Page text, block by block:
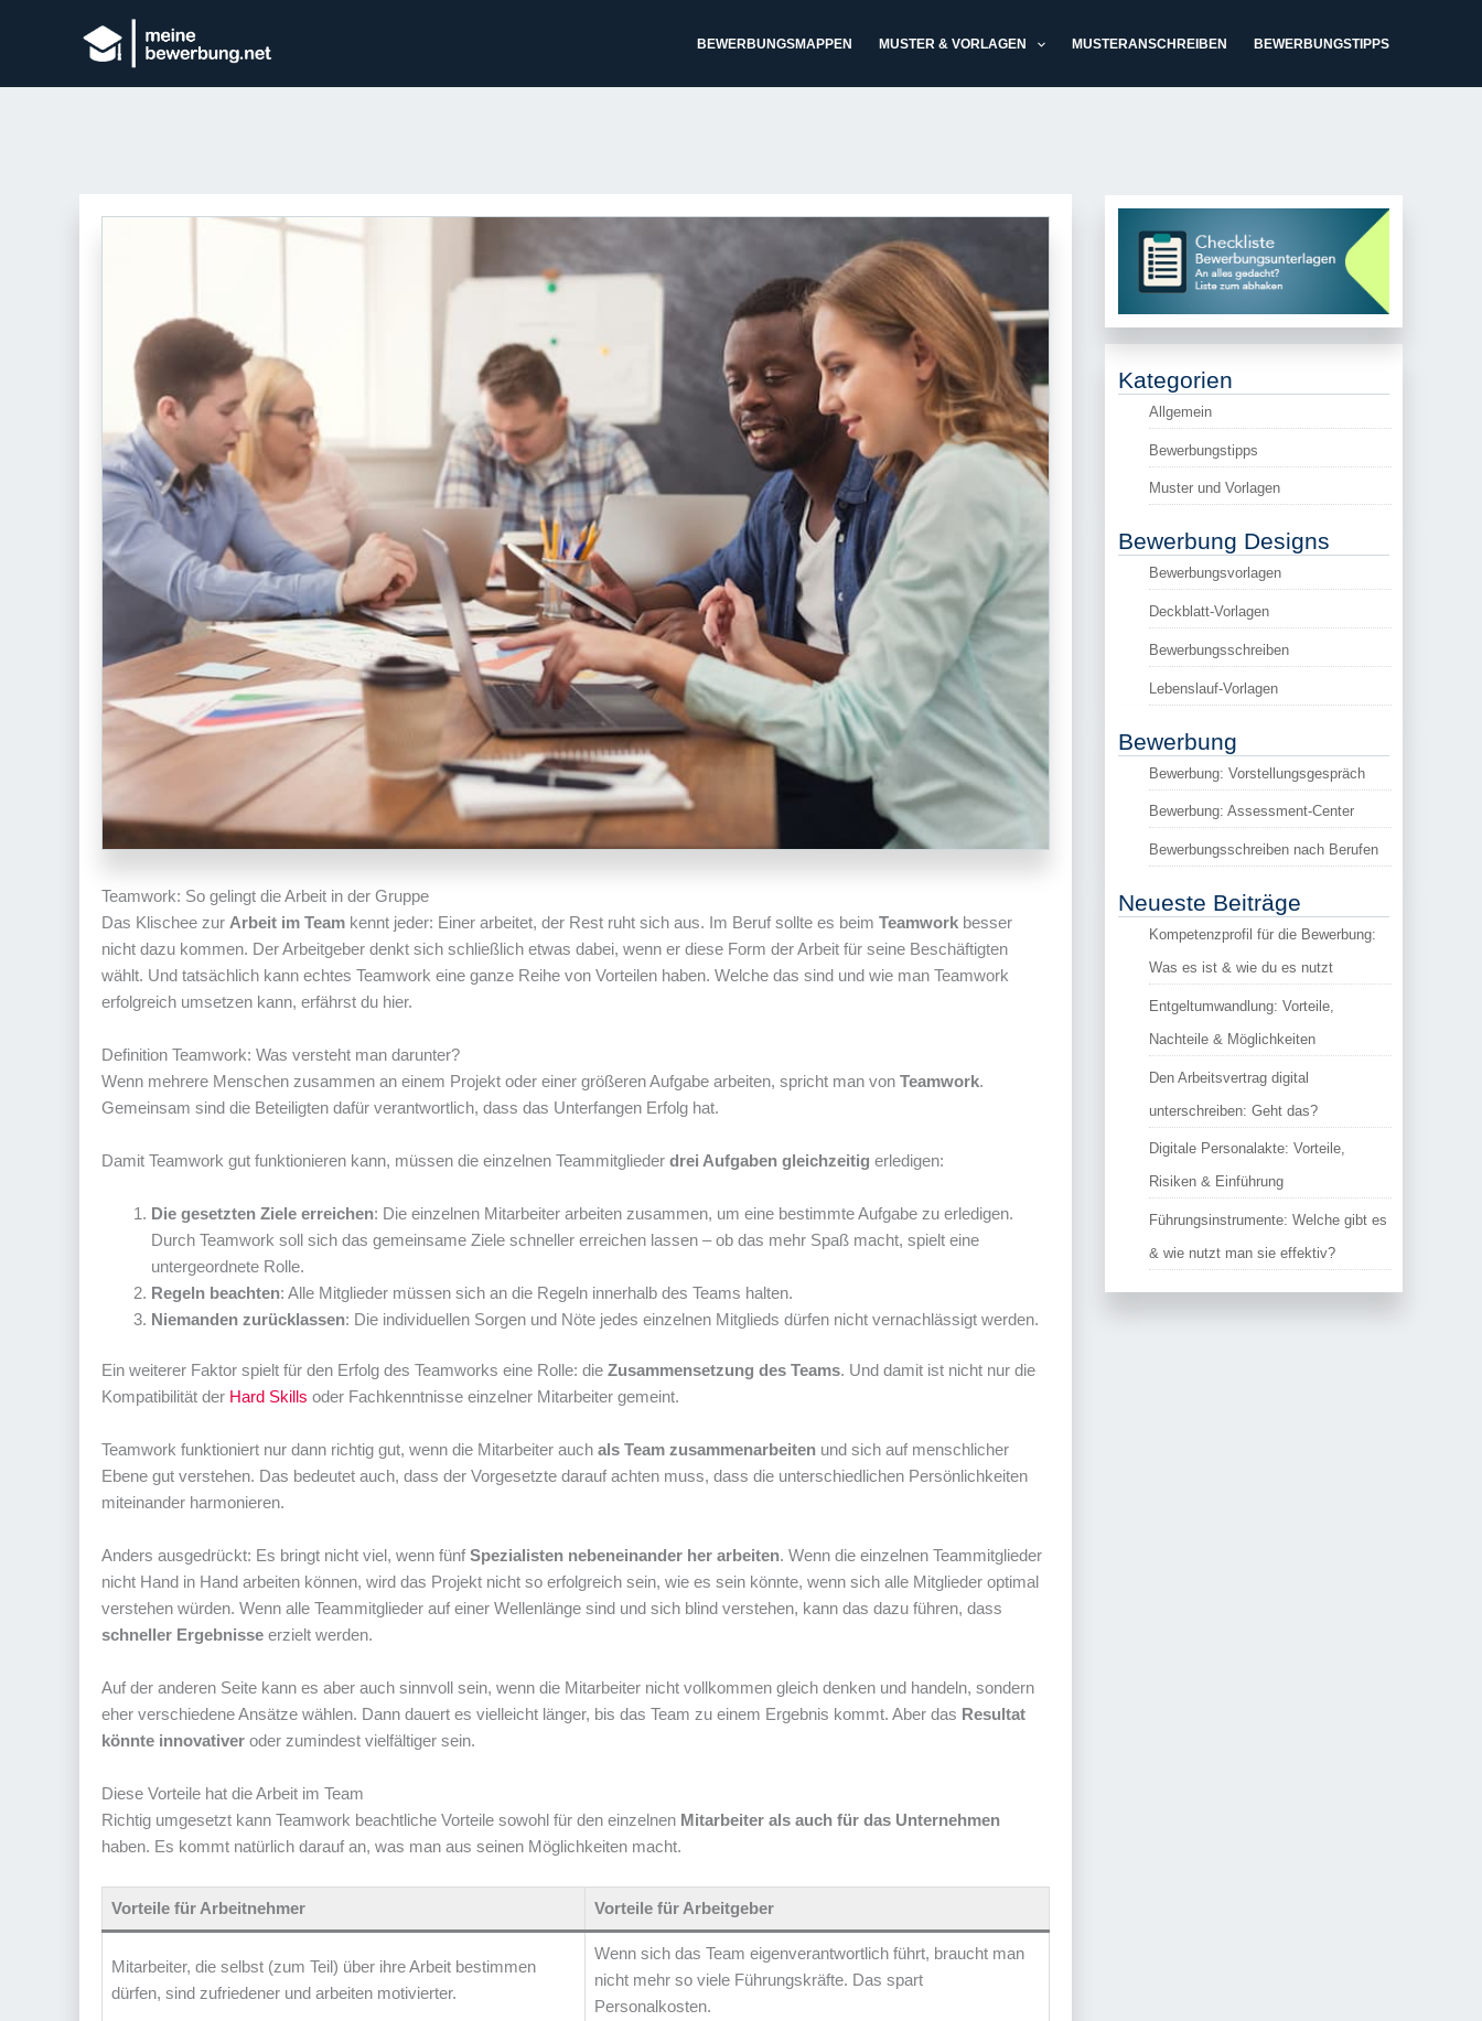
BEWERBUNGSMAPPEN MUSTER & VORLAGEN MUSTERANSCHREIBEN BEWERBUNGSTIPPS
Teamwork: So gelingt die Arbeit in der Gruppe
Das Klischee zur Arbeit im Team kennt jeder: Einer arbeitet, der Rest ruht sich aus. Im Beruf sollte es beim Teamwork besser
nicht dazu kommen. Der Arbeitgeber denkt sich schließlich etwas dabei, wenn er diese Form der Arbeit für seine Beschäftigten
wählt. Und tatsächlich kann echtes Teamwork eine ganze Reihe von Vorteilen haben. Welche das sind und wie man Teamwork
erfolgreich umsetzen kann, erfährst du hier.
Definition Teamwork: Was versteht man darunter?
Wenn mehrere Menschen zusammen an einem Projekt oder einer größeren Aufgabe arbeiten, spricht man von Teamwork.
Gemeinsam sind die Beteiligten dafür verantwortlich, dass das Unterfangen Erfolg hat.
Damit Teamwork gut funktionieren kann, müssen die einzelnen Teammitglieder drei Aufgaben gleichzeitig erledigen:
Die gesetzten Ziele erreichen: Die einzelnen Mitarbeiter arbeiten zusammen, um eine bestimmte Aufgabe zu erledigen.
Durch Teamwork soll sich das gemeinsame Ziele schneller erreichen lassen – ob das mehr Spaß macht, spielt eine
untergeordnete Rolle.
Regeln beachten: Alle Mitglieder müssen sich an die Regeln innerhalb des Teams halten.
Niemanden zurücklassen: Die individuellen Sorgen und Nöte jedes einzelnen Mitglieds dürfen nicht vernachlässigt werden.
Ein weiterer Faktor spielt für den Erfolg des Teamworks eine Rolle: die Zusammensetzung des Teams. Und damit ist nicht nur die
Kompatibilität der Hard Skills oder Fachkenntnisse einzelner Mitarbeiter gemeint.
Teamwork funktioniert nur dann richtig gut, wenn die Mitarbeiter auch als Team zusammenarbeiten und sich auf menschlicher
Ebene gut verstehen. Das bedeutet auch, dass der Vorgesetzte darauf achten muss, dass die unterschiedlichen Persönlichkeiten
miteinander harmonieren.
Anders ausgedrückt: Es bringt nicht viel, wenn fünf Spezialisten nebeneinander her arbeiten. Wenn die einzelnen Teammitglieder
nicht Hand in Hand arbeiten können, wird das Projekt nicht so erfolgreich sein, wie es sein könnte, wenn sich alle Mitglieder optimal
verstehen würden. Wenn alle Teammitglieder auf einer Wellenlänge sind und sich blind verstehen, kann das dazu führen, dass
schneller Ergebnisse erzielt werden.
Auf der anderen Seite kann es aber auch sinnvoll sein, wenn die Mitarbeiter nicht vollkommen gleich denken und handeln, sondern
eher verschiedene Ansätze wählen. Dann dauert es vielleicht länger, bis das Team zu einem Ergebnis kommt. Aber das Resultat
könnte innovativer oder zumindest vielfältiger sein.
Diese Vorteile hat die Arbeit im Team
Richtig umgesetzt kann Teamwork beachtliche Vorteile sowohl für den einzelnen Mitarbeiter als auch für das Unternehmen
haben. Es kommt natürlich darauf an, was man aus seinen Möglichkeiten macht.
Vorteile für Arbeitnehmer Vorteile für Arbeitgeber
Mitarbeiter, die selbst (zum Teil) über ihre Arbeit bestimmen
dürfen, sind zufriedener und arbeiten motivierter.
Wenn sich das Team eigenverantwortlich führt, braucht man
nicht mehr so viele Führungskräfte. Das spart
Personalkosten.
Kategorien
Allgemein
Bewerbungstipps
Muster und Vorlagen
Bewerbung Designs
Bewerbungsvorlagen
Deckblatt-Vorlagen
Bewerbungsschreiben
Lebenslauf-Vorlagen
Bewerbung
Bewerbung: Vorstellungsgespräch
Bewerbung: Assessment-Center
Bewerbungsschreiben nach Berufen
Neueste Beiträge
Kompetenzprofil für die Bewerbung:
Was es ist & wie du es nutzt
Entgeltumwandlung: Vorteile,
Nachteile & Möglichkeiten
Den Arbeitsvertrag digital
unterschreiben: Geht das?
Digitale Personalakte: Vorteile,
Risiken & Einführung
Führungsinstrumente: Welche gibt es
& wie nutzt man sie effektiv?